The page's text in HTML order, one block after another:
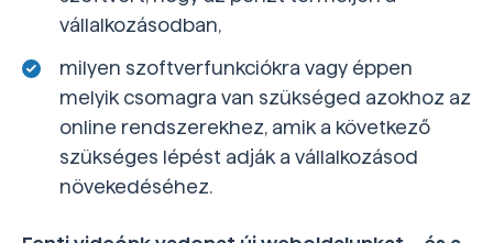
vállalkozásodban,
milyen szoftverfunkciókra vagy éppen
melyik csomagra van szükséged azokhoz az
online rendszerekhez, amik a következő
szükséges lépést adják a vállalkozásod
növekedéséhez.